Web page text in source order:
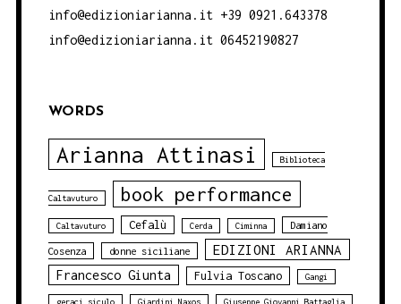
info@edizioniarianna.it +39 0921.643378
info@edizioniarianna.it 06452190827
WORDS
Arianna Attinasi Biblioteca
Caltavuturo book performance
Caltavuturo Cefalù Cerda Ciminna Damiano
Cosenza donne siciliane EDIZIONI ARIANNA
Francesco Giunta Fulvia Toscano Gangi
geraci siculo Giardini Naxos Giuseppe Giovanni Battaglia